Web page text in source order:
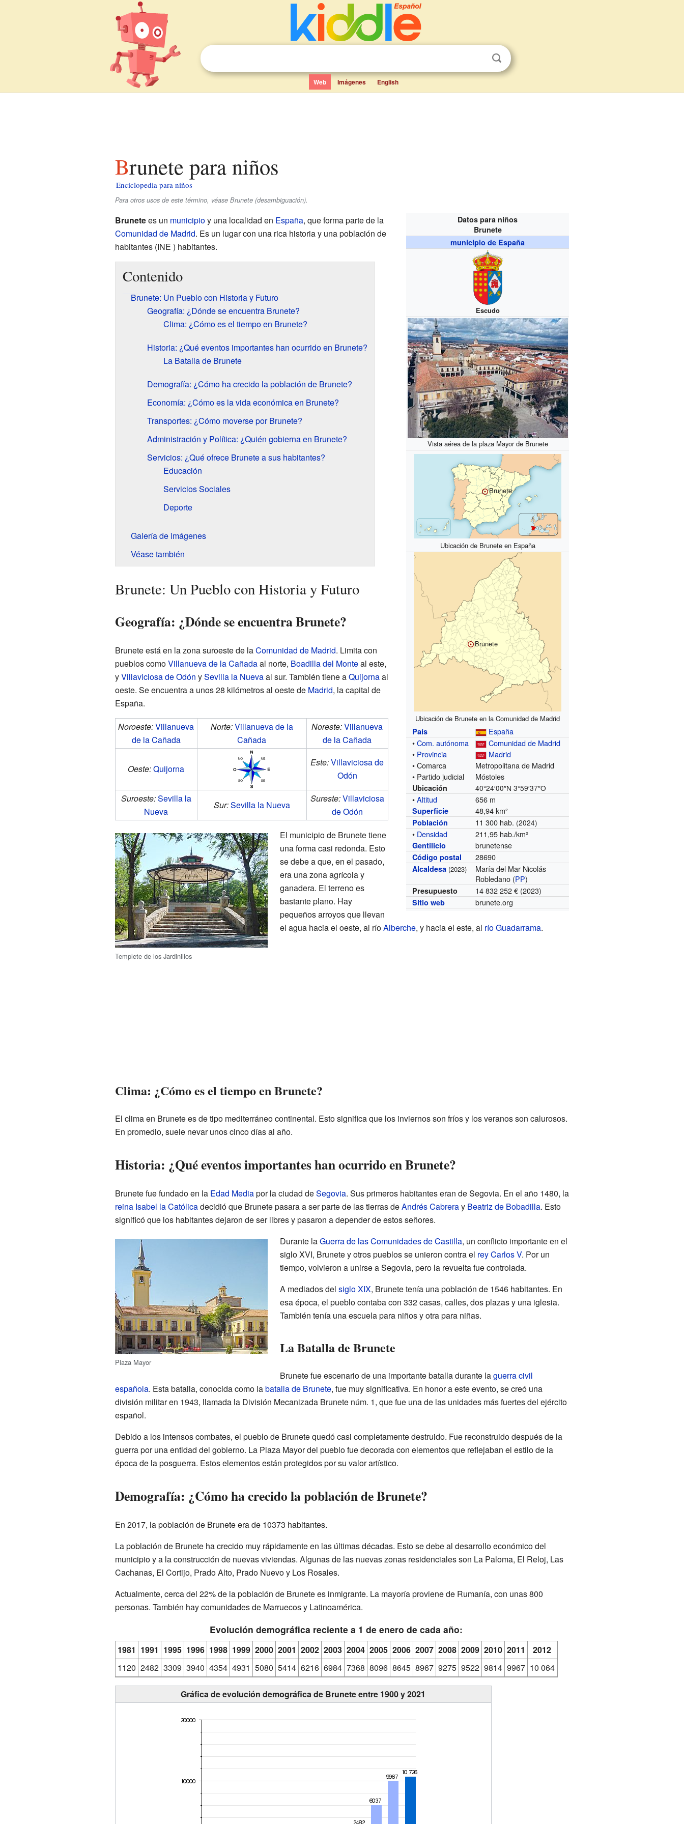
Web Imágenes English
Brunete para niños
Enciclopedia para niños
Para otros usos de este término, véase Brunete (desambiguación).
Datos para niños
Brunete
municipio de España
Escudo
Vista aérea de la plaza Mayor de Brunete
Brunete
Ubicación de Brunete en España
Brunete
Ubicación de Brunete en la Comunidad de Madrid
País
España
•Com. autónoma
Comunidad de Madrid
• Provincia
Madrid
• Comarca
Metropolitana de Madrid
• Partido judicial
Móstoles
Ubicación 40°24′00″N 3°59′37″O
•Altitud 656 m
Superficie 48,94 km²
Población 11 300 hab. (2024)
• Densidad 211,95 hab./km²
Gentilicio brunetense
Código postal 28690
Alcaldesa (2023)
María del Mar Nicolás
Robledano (PP)
Presupuesto 14 832 252 € (2023)
Sitio web brunete.org
Brunetees un municipioy una localidad en España, que forma parte de la
Comunidad de Madrid. Es un lugar con una rica historia y una población de
habitantes(INE ) habitantes.
Contenido
Brunete: Un Pueblo con Historia y Futuro
Geografía: ¿Dónde se encuentra Brunete?
Clima: ¿Cómo es el tiempo en Brunete?
Historia: ¿Qué eventos importantes han ocurrido en Brunete?
La Batalla de Brunete
Demografía: ¿Cómo ha crecido la población de Brunete?
Economía: ¿Cómo es la vida económica en Brunete?
Transportes: ¿Cómo moverse por Brunete?
Administración y Política: ¿Quién gobierna en Brunete?
Servicios: ¿Qué ofrece Brunete a sus habitantes?
Educación
Servicios Sociales
Deporte
Galería de imágenes
Véase también
Brunete: Un Pueblo con Historia y Futuro
Geografía: ¿Dónde se encuentra Brunete?
Brunete está en la zona suroeste de laComunidad de Madrid. Limita con
pueblos comoVillanueva de la Cañadaal norte, Boadilla del Monteal este,
yVillaviciosa de Odón ySevilla la Nuevaal sur. También tiene aQuijornaal
oeste. Se encuentra a unos 28 kilómetros al oeste de Madrid, la capital de
España.
Noroeste:Villanueva
de la Cañada
Norte:Villanueva de la
Cañada
Noreste:Villanueva
de la Cañada
Oeste:Quijorna
Este:Villaviciosa de
Odón
Suroeste:Sevilla la
Nueva
Sur:Sevilla la Nueva
Sureste:Villaviciosa
de Odón
Templete de los Jardinillos
El municipio de Brunete tiene
una forma casi redonda. Esto
se debe a que, en el pasado,
era una zona agrícola y
ganadera. El terreno es
bastante plano. Hay
pequeños arroyos que llevan
el agua hacia el oeste, al ríoAlberche, y hacia el este, al río Guadarrama.
Clima: ¿Cómo es el tiempo en Brunete?
El clima en Brunete es de tipo mediterráneo continental. Esto significa que los inviernos son fríos y los veranos son calurosos.
En promedio, suele nevar unos cinco días al año.
Historia: ¿Qué eventos importantes han ocurrido en Brunete?
Brunete fue fundado en la Edad Mediapor la ciudad deSegovia. Sus primeros habitantes eran de Segovia. En el año 1480, la
reina Isabel la Católicadecidió que Brunete pasara a ser parte de las tierras deAndrés Cabreray Beatriz de Bobadilla. Esto
significó que los habitantes dejaron de ser libres y pasaron a depender de estos señores.
Plaza Mayor
Durante laGuerra de las Comunidades de Castilla, un conflicto importante en el
siglo XVI, Brunete y otros pueblos se unieron contra el rey Carlos V. Por un
tiempo, volvieron a unirse a Segovia, pero la revuelta fue controlada.
A mediados del siglo XIX, Brunete tenía una población de 1546 habitantes. En
esa época, el pueblo contaba con 332 casas, calles, dos plazas y una iglesia.
También tenía una escuela para niños y otra para niñas.
La Batalla de Brunete
Brunete fue escenario de una importante batalla durante laguerra civil
española. Esta batalla, conocida como labatalla de Brunete, fue muy significativa. En honor a este evento, se creó una
división militar en 1943, llamada la División Mecanizada Brunete núm. 1, que fue una de las unidades más fuertes del ejército
español.
Debido a los intensos combates, el pueblo de Brunete quedó casi completamente destruido. Fue reconstruido después de la
guerra por una entidad del gobierno. La Plaza Mayor del pueblo fue decorada con elementos que reflejaban el estilo de la
época de la posguerra. Estos elementos están protegidos por su valor artístico.
Demografía: ¿Cómo ha crecido la población de Brunete?
En 2017, la población de Brunete era de 10373 habitantes.
La población de Brunete ha crecido muy rápidamente en las últimas décadas. Esto se debe al desarrollo económico del
municipio y a la construcción de nuevas viviendas. Algunas de las nuevas zonas residenciales son La Paloma, El Reloj, Las
Cachanas, El Cortijo, Prado Alto, Prado Nuevo y Los Rosales.
Actualmente, cerca del 22% de la población de Brunete es inmigrante. La mayoría proviene de Rumanía, con unas 800
personas. También hay comunidades de Marruecos y Latinoamérica.
Evolución demográfica reciente a 1 de enero de cada año:
1981 1991 1995 1996 1998 1999 2000 2001 2002 2003 2004 2005 2006 2007 2008 2009 2010 2011
2012
1120 2482 3309 3940 4354 4931 5080 5414 6216 6984 7368 8096 8645 8967 9275 9522 9814 9967 10 064
Gráfica de evolución demográfica de Brunete entre 1900 y 2021